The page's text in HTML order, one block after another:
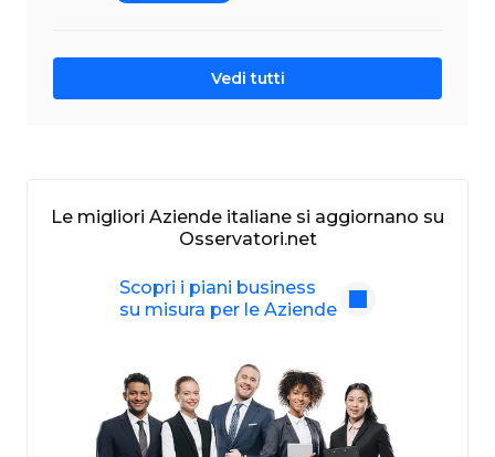
Vedi tutti
Le migliori Aziende italiane si aggiornano su
Osservatori.net
Scopri i piani business
su misura per le Aziende